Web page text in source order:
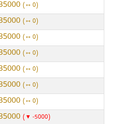
⇿ 0
⇿ 0
⇿ 0
⇿ 0
⇿ 0
⇿ 0
⇿ 0
▼ -5000